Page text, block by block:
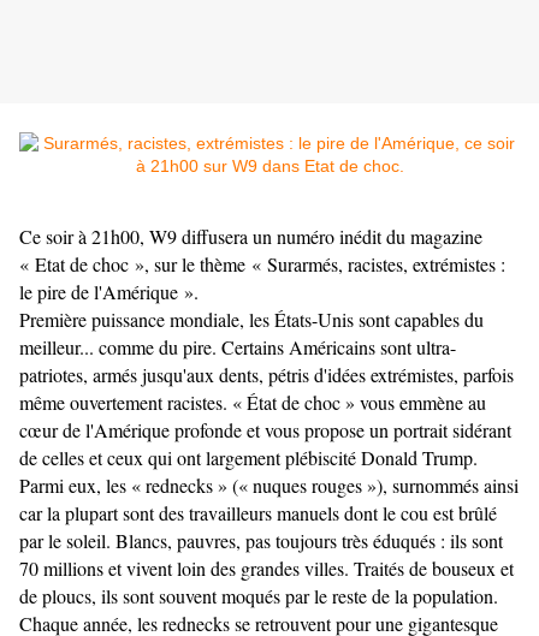
Ce soir à 21h00, W9 diffusera un numéro inédit du magazine
« Etat de choc », sur le thème « Surarmés, racistes, extrémistes :
le pire de l'Amérique ».
Première puissance mondiale, les États-Unis sont capables du
meilleur... comme du pire. Certains Américains sont ultra-
patriotes, armés jusqu'aux dents, pétris d'idées extrémistes, parfois
même ouvertement racistes. « État de choc » vous emmène au
cœur de l'Amérique profonde et vous propose un portrait sidérant
de celles et ceux qui ont largement plébiscité Donald Trump.
Parmi eux, les « rednecks » (« nuques rouges »), surnommés ainsi
car la plupart sont des travailleurs manuels dont le cou est brûlé
par le soleil. Blancs, pauvres, pas toujours très éduqués : ils sont
70 millions et vivent loin des grandes villes. Traités de bouseux et
de ploucs, ils sont souvent moqués par le reste de la population.
Chaque année, les rednecks se retrouvent pour une gigantesque